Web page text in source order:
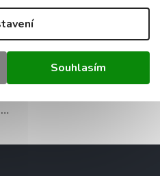
Souhlasím
a další příslušenství